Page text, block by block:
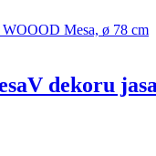
V dekoru